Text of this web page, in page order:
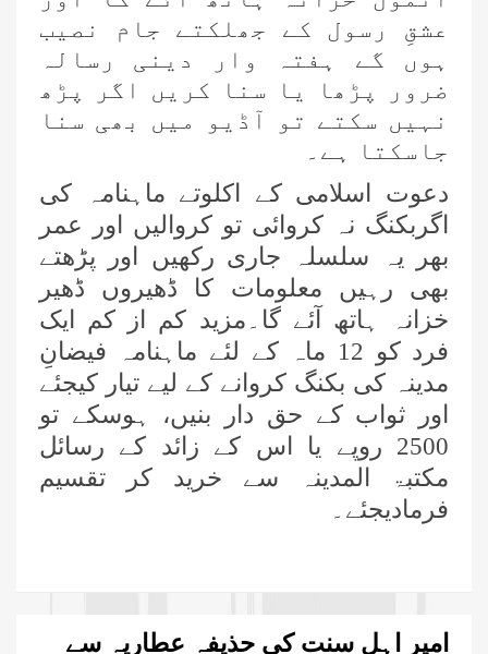
عشقِ رسول کے جھلکتے جام نصیب
ہوں گے ہفتہ وار دینی رسالہ
ضرور پڑھا یا سنا کریں اگر پڑھ
نہیں سکتے تو آڈیو میں بھی سنا
جاسکتا ہے۔
دعوت اسلامی کے اکلوتے ماہنامہ کی
اگربکنگ نہ کروائی تو کروالیں اور عمر
بھر یہ سلسلہ جاری رکھیں اور پڑھتے
بھی رہیں معلومات کا ڈھیروں ڈھیر
خزانہ ہاتھ آئے گا۔مزید کم از کم ایک
فرد کو 12 ماہ کے لئے ماہنامہ فیضانِ
مدینہ کی بکنگ کروانے کے لیے تیار کیجئے
اور ثواب کے حق دار بنیں، ہوسکے تو
2500 روپے یا اس کے زائد کے رسائل
مکتبۃ المدینہ سے خرید کر تقسیم
فرمادیجئے۔
امیرِ اہلِ سنت کی حذیفہ عطاریہ سے